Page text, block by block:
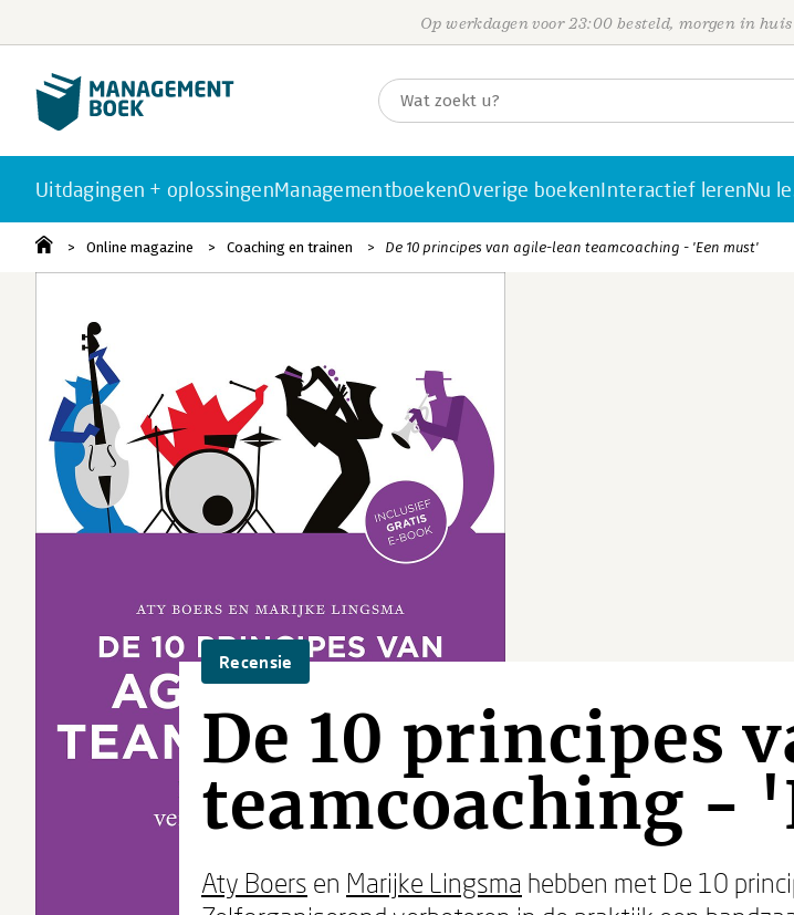
Op werkdagen voor 23:00 besteld, morgen in huis
Uitdagingen + oplossingenManagementboekenOverige boekenInteractief lerenNu
Online magazine Coaching en trainen De 10 principes van agile-lean teamcoaching - 'Een must'
Recensie
De 10 principes
teamcoaching -
Aty Boers en Marijke Lingsma hebben met De 10